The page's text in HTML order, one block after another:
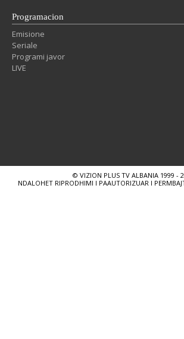
Programacion
Emisione
Seriale
Programi javor
LIVE
© VIZION PLUS TV ALBANIA 1999 -
NDALOHET RIPRODHIMI I PAAUTORIZUAR I